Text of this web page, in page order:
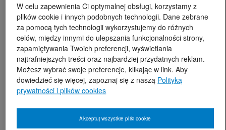
W celu zapewnienia Ci optymalnej obsługi, korzystamy z
plików cookie i innych podobnych technologii. Dane zebrane
za pomocą tych technologii wykorzystujemy do różnych
celów, między innymi do ulepszania funkcjonalności strony,
zapamiętywania Twoich preferencji, wyświetlania
najtrafniejszych treści oraz najbardziej przydatnych reklam.
Możesz wybrać swoje preferencje, klikając w link. Aby
dowiedzieć się więcej, zapoznaj się z naszą Polityką
prywatności i plików cookies
Akceptuj wszystkie pliki cookie